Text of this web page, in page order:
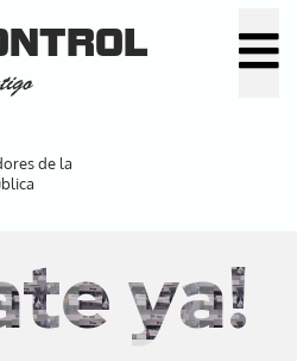
de la
ya!